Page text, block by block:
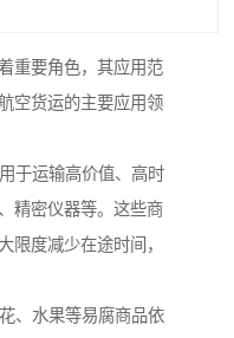
重要角色，其应用范
空货运的主要应用领
于运输高价值、高时
精密仪器等。这些商
限度减少在途时间，
、水果等易腐商品依